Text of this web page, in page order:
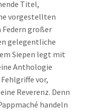
Titel,
vorgestellten
großer
gelegentliche
Siepen legt mit
Anthologie
vor,
Reverenz. Denn
handeln